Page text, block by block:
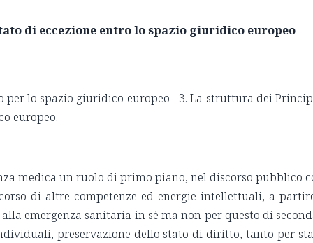
di eccezione entro lo spazio giuridico europeo
per lo spazio giuridico europeo - 3. La struttura dei
europeo.
medica un ruolo di primo piano, nel discorso pubblico
di altre competenze ed energie intellettuali, a
emergenza sanitaria in sé ma non per questo di
preservazione dello stato di diritto, tanto per